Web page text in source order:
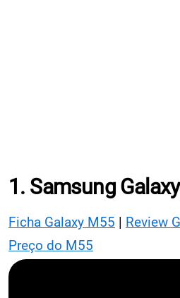
1. Samsung
Ficha Galaxy M55 | Review
Preço do M55